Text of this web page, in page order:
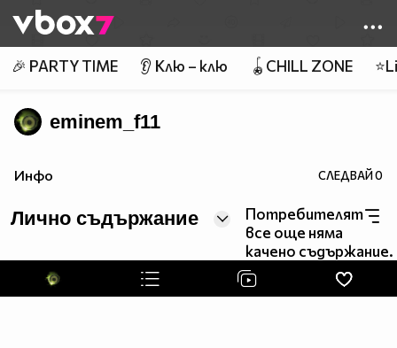
👾
🎉 PARTY TIME 👂 Клю – клю 🪀CHILL ZONE
eminem_f11
Инфо СЛЕДВАЙ0
Лично съдържание
Потребителят
все още няма
качено съдържание.